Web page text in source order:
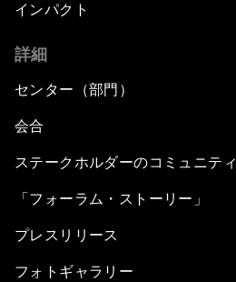
インパクト
詳細
センター（部門）
会合
ステークホルダーのコミュニティ
「フォーラム・ストーリー」
プレスリリース
フォトギャラリー